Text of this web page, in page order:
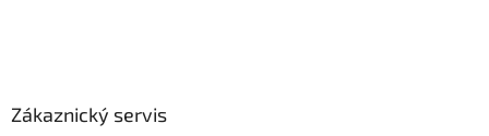
Zákaznický servis